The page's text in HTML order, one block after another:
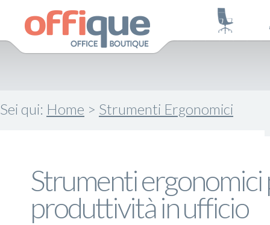
Sei qui: Home > Strumenti Ergonomici
Strumenti ergonomici
produttività in ufficio